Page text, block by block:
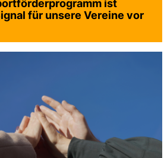
ist
für unsere Vereine vor